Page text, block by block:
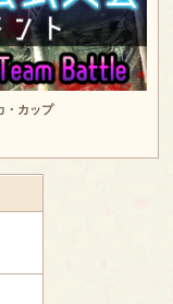
・カップ